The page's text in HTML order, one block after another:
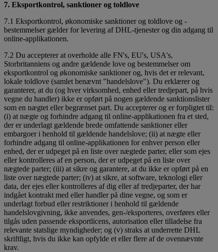
7. Eksportkontrol, sanktioner og toldlove
7.1 Eksportkontrol, økonomiske sanktioner og toldlove og -
bestemmelser gælder for levering af DHL-tjenester og din adgang til
online-applikationen.
7.2 Du accepterer at overholde alle FN's, EU's, USA's,
Storbritanniens og andre gældende love og bestemmelser om
eksportkontrol og økonomiske sanktioner og, hvis det er relevant,
lokale toldlove (samlet benævnt "handelslove"). Du erklærer og
garanterer, at du (og hver virksomhed, enhed eller tredjepart, på hvis
vegne du handler) ikke er opført på nogen gældende sanktionslister
som en nægtet eller begrænset part. Du accepterer og er forpligtet til:
(i) at nægte og forhindre adgang til online-applikationen fra et sted,
der er underlagt gældende brede omfattende sanktioner eller
embargoer i henhold til gældende handelslove; (ii) at nægte eller
forhindre adgang til online-applikationen for enhver person eller
enhed, der er udpeget på en liste over nægtede parter, eller som ejes
eller kontrolleres af en person, der er udpeget på en liste over
nægtede parter; (iii) at sikre og garantere, at du ikke er opført på en
liste over nægtede parter; (iv) at sikre, at software, teknologi eller
data, der ejes eller kontrolleres af dig eller af tredjeparter, der har
indgået kontrakt med eller handler på dine vegne, og som er
underlagt forbud eller restriktioner i henhold til gældende
handelslovgivning, ikke anvendes, gen-/eksporteres, overføres eller
tilgås uden passende eksportlicens, autorisation eller tilladelse fra
relevante statslige myndigheder; og (v) straks at underrette DHL
skriftligt, hvis du ikke kan opfylde et eller flere af de ovennævnte
krav.